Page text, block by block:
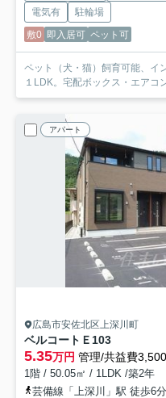
電気有
駐輪場
敷0 即入居可 ペット可
ペット（犬・猫）飼育可能、イ
１LDK。宅配ボックス・エアコ
アパート
広島市安佐北区上深川町
ベルコートＥ 103
5.35万円 管理/共益費
1階 / 50.05㎡ / 1LDK /築2年
芸備線「上深川」駅 徒歩6分